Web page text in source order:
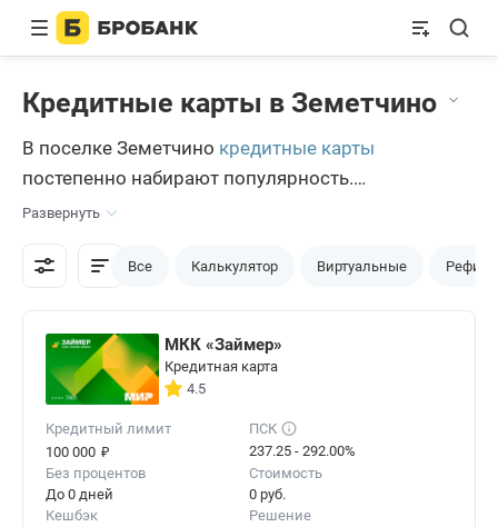
Кредитные карты в Земетчино
В поселке Земетчино кредитные карты
постепенно набирают популярность.
Потенциальные клиенты ничем не рискуют при
оформлении продуктов на портале Бробанк.ру.
Для удачного оформления достаточно заполнить
несколько заявок в различные банки, чтобы
гарантировано получить кредитную карту.
Развернуть
Все Калькулятор Виртуальные
МКК «Займер»
Кредитная карта
4.5
Кредитный лимит
100 000 ₽
ПСК
237.25 - 292.00%
Без процентов
До 0 дней
Стоимость
0 руб.
Кешбэк
Решение